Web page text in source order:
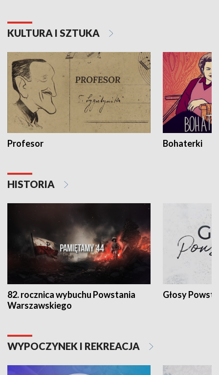
KULTURA I SZTUKA
Profesor Bohaterki
HISTORIA
82. rocznica wybuchu Powstania
Warszawskiego
Głosy
WYPOCZYNEK I REKREACJA